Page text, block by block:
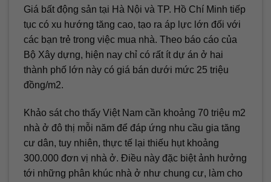
Giá bất động sản tại Hà Nội và TP. Hồ Chí Minh tiếp
tục có xu hướng tăng cao, tạo ra áp lực lớn đối với
các bạn trẻ trong việc mua nhà. Theo báo cáo của
Bộ Xây dựng, hiện nay chỉ có rất ít dự án ở hai
thành phố lớn này có giá bán dưới mức 25 triệu
đồng/m2.
Khảo sát cho thấy Việt Nam cần khoảng 70 triệu m2
nhà ở đô thị mỗi năm để đáp ứng nhu cầu gia tăng
cư dân, tuy nhiên, thực tế lại thiếu hụt khoảng
300.000 đơn vị nhà ở. Điều này đặc biệt ảnh hưởng
tới những phân khúc nhà ở như chung cư, làm cho